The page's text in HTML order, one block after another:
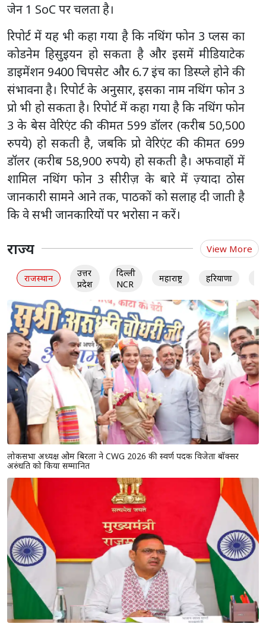
जेन 1 SoC पर चलता है।
रिपोर्ट में यह भी कहा गया है कि नथिंग फोन 3 प्लस का
कोडनेम हिसुइयन हो सकता है और इसमें मीडियाटेक
डाइमेंशन 9400 चिपसेट और 6.7 इंच का डिस्प्ले होने की
संभावना है। रिपोर्ट के अनुसार, इसका नाम नथिंग फोन 3
प्रो भी हो सकता है। रिपोर्ट में कहा गया है कि नथिंग फोन
3 के बेस वेरिएंट की कीमत 599 डॉलर (करीब 50,500
रुपये) हो सकती है, जबकि प्रो वेरिएंट की कीमत 699
डॉलर (करीब 58,900 रुपये) हो सकती है। अफवाहों में
शामिल नथिंग फोन 3 सीरीज़ के बारे में ज़्यादा ठोस
जानकारी सामने आने तक, पाठकों को सलाह दी जाती है
कि वे सभी जानकारियों पर भरोसा न करें।
राज्य View More
राजस्थान
उत्तर
प्रदेश
दिल्ली
NCR
महाराष्ट्र हरियाणा
लोकसभा अध्यक्ष ओम बिरला ने CWG 2026 की स्वर्ण पदक विजेता बॉक्सर
अरुंधति को किया सम्मानित